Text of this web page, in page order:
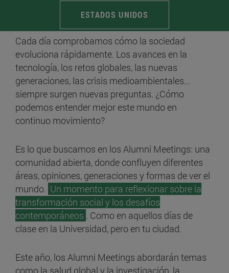
ESTADOS UNIDOS
Cada día comprobamos cómo la sociedad
evoluciona rápidamente. Los avances en la
tecnología, los retos globales, las nuevas
generaciones, las crisis medioambientales...
siempre surgen nuevas preguntas. ¿Cómo
podemos entender mejor este mundo en
continuo movimiento?
Es lo que buscamos en los Alumni Meetings: una
comunidad abierta, donde confluyen diferentes
áreas, opiniones, generaciones y formas de ver el
mundo. Un momento para reflexionar sobre la
transformación social y los desafíos
contemporáneos . Como en aquellos días de
clase en la Universidad, pero en tu ciudad.
Este año, los Alumni Meetings abordarán temas